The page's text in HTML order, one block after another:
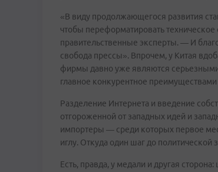
«В виду продолжающегося развития
чтобы переформатировать
правительственные эксперты. — И
свобода прессы». Впрочем, у Китая
фирмы давно уже являются
главное конкурентное
Разделение Интернета и введение
отгороженной от западных идей и
импортеры — среди которых первое
иглу. Откуда один шаг до политической
Есть, правда, у медали и другая